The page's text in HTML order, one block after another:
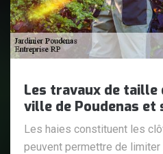
Les travaux de taille
ville de Poudenas et
Les haies constituent les
peuvent permettre de